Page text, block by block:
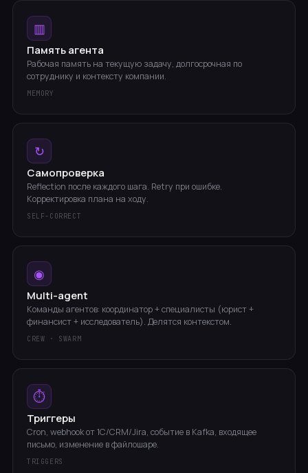
▥
Память агента
Рабочая память на текущую задачу, долгосрочная по
сотруднику и контексту компании.
MEMORY
↻
Самопроверка
Reflection после каждого шага. Retry при ошибке.
Корректировка плана на ходу.
SELF-CORRECT
◉
Multi-agent
Команды агентов: координатор + специалисты (юрист +
финансист + исследователь). Делятся контекстом.
CREW · SWARM
⏱
Триггеры
Cron, webhook от 1С/CRM/Jira, событие в Kafka, входящее
письмо, изменение в файлошаре.
TRIGGERS